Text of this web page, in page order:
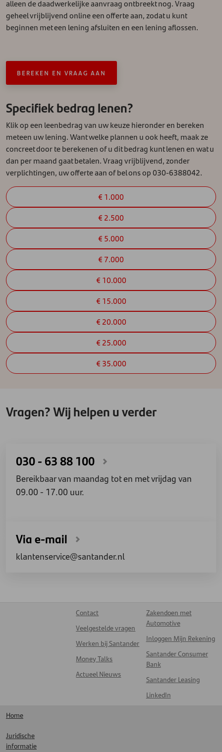
alleen de daadwerkelijke aanvraag ontbreekt nog. Vraag
geheel vrijblijvend online een offerte aan, zodat u kunt
beginnen met een lening afsluiten en een lening aflossen.
BEREKEN EN VRAAG AAN
Specifiek bedrag lenen?
Klik op een leenbedrag van uw keuze hieronder en bereken
meteen uw lening. Want welke plannen u ook heeft, maak ze
concreet door te berekenen of u dit bedrag kunt lenen en wat u
dan per maand gaat betalen. Vraag vrijblijvend, zonder
verplichtingen, uw offerte aan of bel ons op 030-6388042.
€ 1.000
€ 2.500
€ 5.000
€ 7.000
€ 10.000
€ 15.000
€ 20.000
€ 25.000
€ 35.000
Vragen? Wij helpen u verder
030 - 63 88 100
Bereikbaar van maandag tot en met vrijdag van
09.00 - 17.00 uur.
Via e-mail
klantenservice@santander.nl
Contact
Veelgestelde vragen
Werken bij Santander
Money Talks
Actueel Nieuws
Zakendoen met
Automotive
Inloggen Mijn Rekening
Santander Consumer
Bank
Santander Leasing
LinkedIn
Home
Juridische
informatie